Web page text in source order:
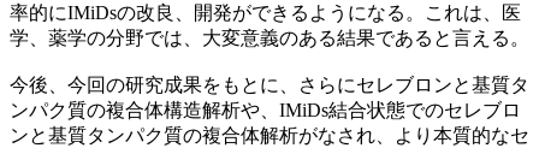
率的にIMiDsの改良、開発ができるようになる。これは、医
学、薬学の分野では、大変意義のある結果であると言える。
今後、今回の研究成果をもとに、さらにセレブロンと基質タ
ンパク質の複合体構造解析や、IMiDs結合状態でのセレブロ
ンと基質タンパク質の複合体解析がなされ、より本質的なセ